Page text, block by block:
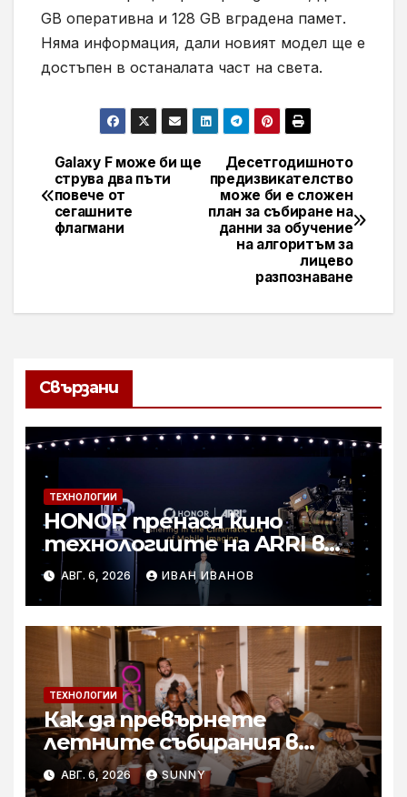
GB оперативна и 128 GB вградена памет.
Няма информация, дали новият модел ще е
достъпен в останалата част на света.
Навигация
Десетгодишното
предизвикателство
може би е сложен
план за събиране на
данни за обучение
на алгоритъм за
лицево
разпознаване
Galaxy F може би ще
струва два пъти
повече от
сегашните
флагмани
Свързани
ТЕХНОЛОГИИ
HONOR пренася кино
технологиите на ARRI в
мобилното творчество на
събитието Imaging
Technology Launch
АВГ. 6, 2026 ИВАН ИВАНОВ
ТЕХНОЛОГИИ
Как да превърнете
летните събирания в
купон с караоке система
АВГ. 6, 2026 SUNNY